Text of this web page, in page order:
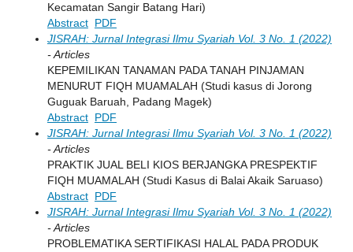
Kecamatan Sangir Batang Hari)
Abstract PDF
JISRAH: Jurnal Integrasi Ilmu Syariah Vol. 3 No. 1 (2022)
- Articles
KEPEMILIKAN TANAMAN PADA TANAH PINJAMAN
MENURUT FIQH MUAMALAH (Studi kasus di Jorong
Guguak Baruah, Padang Magek)
Abstract PDF
JISRAH: Jurnal Integrasi Ilmu Syariah Vol. 3 No. 1 (2022)
- Articles
PRAKTIK JUAL BELI KIOS BERJANGKA PRESPEKTIF
FIQH MUAMALAH (Studi Kasus di Balai Akaik Saruaso)
Abstract PDF
JISRAH: Jurnal Integrasi Ilmu Syariah Vol. 3 No. 1 (2022)
- Articles
PROBLEMATIKA SERTIFIKASI HALAL PADA PRODUK